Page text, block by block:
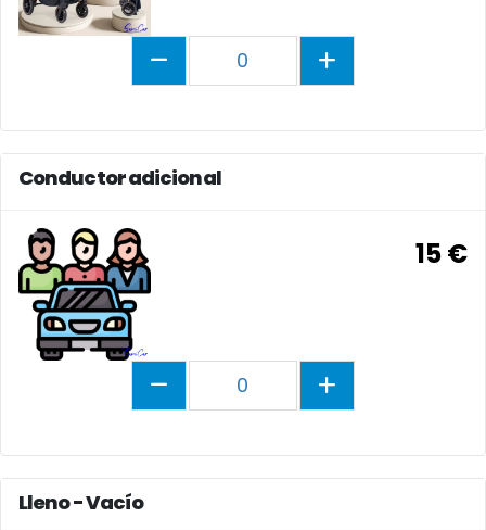
0
Conductor adicional
15 €
0
Lleno - Vacío